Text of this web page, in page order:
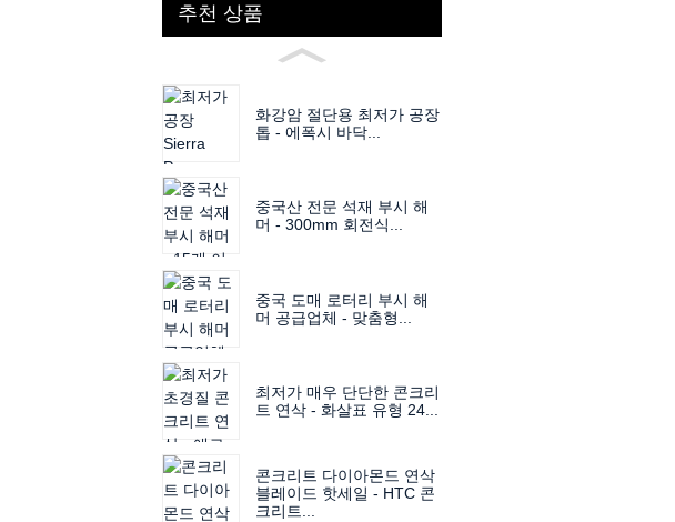
추천 상품
화강암 절단용 최저가 공장
톱 - 에폭시 바닥...
중국산 전문 석재 부시 해
머 - 300mm 회전식...
중국 도매 로터리 부시 해
머 공급업체 - 맞춤형...
최저가 매우 단단한 콘크리
트 연삭 - 화살표 유형 24...
콘크리트 다이아몬드 연삭
블레이드 핫세일 - HTC 콘
크리트...